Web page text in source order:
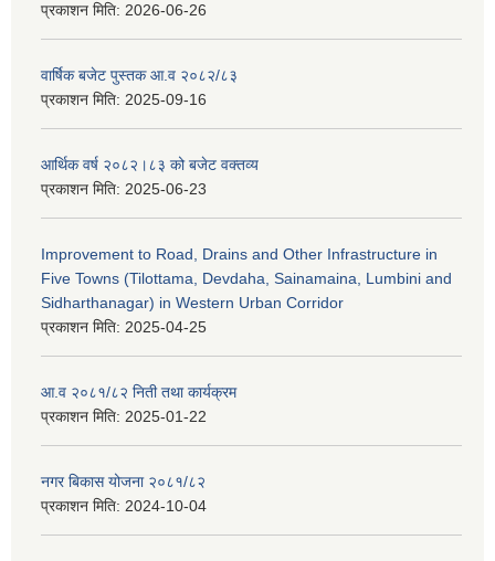
प्रकाशन मिति: 2026-06-26
वार्षिक बजेट पुस्तक आ.व २०८२/८३
प्रकाशन मिति: 2025-09-16
आर्थिक वर्ष २०८२।८३ को बजेट वक्तव्य
प्रकाशन मिति: 2025-06-23
Improvement to Road, Drains and Other Infrastructure in
Five Towns (Tilottama, Devdaha, Sainamaina, Lumbini and
Sidharthanagar) in Western Urban Corridor
प्रकाशन मिति: 2025-04-25
आ.व २०८१/८२ निती तथा कार्यक्रम
प्रकाशन मिति: 2025-01-22
नगर बिकास योजना २०८१/८२
प्रकाशन मिति: 2024-10-04